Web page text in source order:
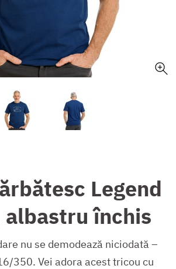
Legend
albastru închis
nu se demodează niciodată –
350. Vei adora acest tricou cu